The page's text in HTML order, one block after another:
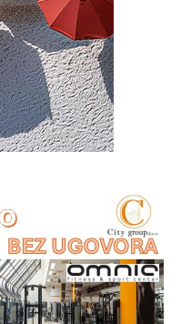
pomorci su 1514.
te je u njenu čast i
tada mjesto vjere,
Majci.